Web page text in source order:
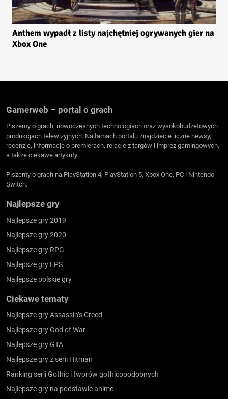
Anthem wypadł z listy najchętniej ogrywanych gier na
Xbox One
Gamerweb – portal o grach
Piszemy o grach, nowoczesnych technologiach oraz wysokobudżetowych
produkcjach telewizyjnych. Na łamach portalu znajdziecie liczne newsy,
recenzje, informacje o premierach, relacje z targów i imprez gamingowych,
a także ciekawe artykuły.
Piszemy o grach na PlayStation 4, PlayStation 5, Xbox One, PC i Nintendo
Switch.
Najlepsze gry
Najlepsze gry 2019
Najlepsze gry 2020
Najlepsze gry RPG
Najlepsze gry FPS
Najlepsze polskie gry
Ciekawe tematy
Najlepsze gry Assassin’s Creed
Najlepsze gry God of War
Najlepsze gry GTA
Najlepsze gry z serii Hitman
Ranking serii Gothic i tworów gothicopodobnych
Najlepsze gry na podstawie anime